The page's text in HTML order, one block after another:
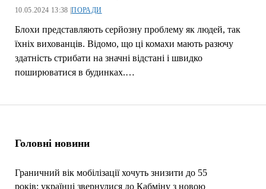
Головні новини
Граничний вік мобілізації хочуть знизити до 55
років: українці звернулися до Кабміну з новою
10.05.2024 13:38 |ПОРАДИ
Блохи представляють серйозну проблему як людей, так
їхніх вихованців. Відомо, що ці комахи мають разючу
здатність стрибати на значні відстані і швидко
поширюватися в будинках.…